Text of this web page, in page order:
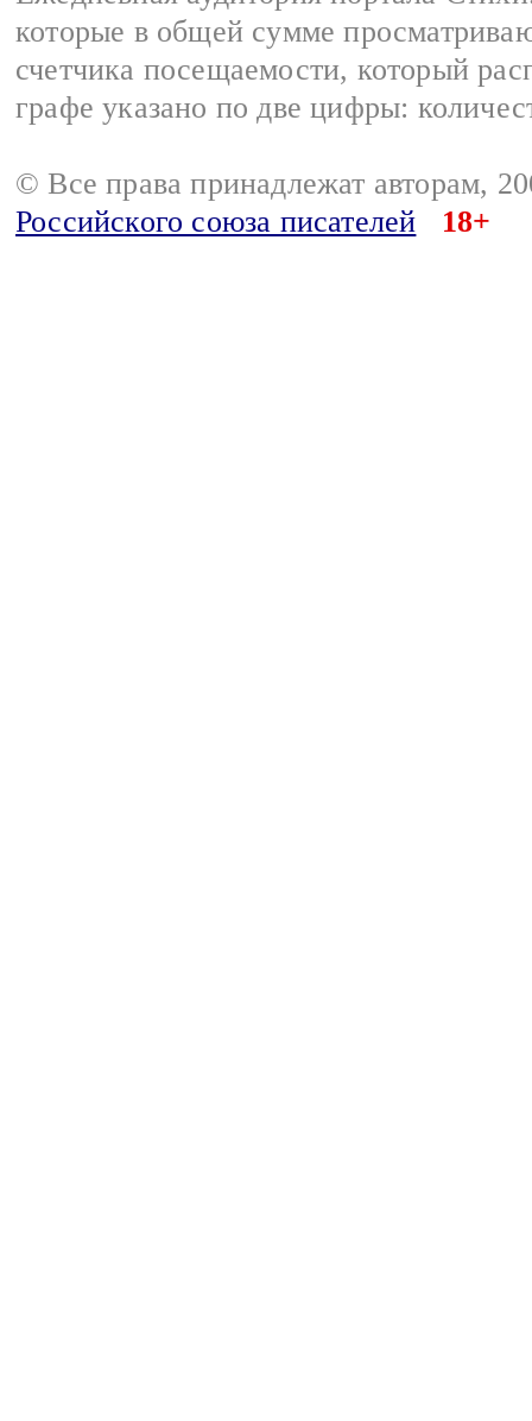
которые в общей сумме
счетчика посещаемости, который
графе указано по две цифры:
© Все права принадлежат авторам,
Российского союза писателей
18+